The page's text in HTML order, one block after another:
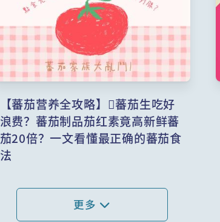
【蕃茄营养全攻略】蕃茄生吃好
浪费？蕃茄制品茄红素竟高新鲜蕃
茄20倍？一文看懂最正确的蕃茄食
法
更多